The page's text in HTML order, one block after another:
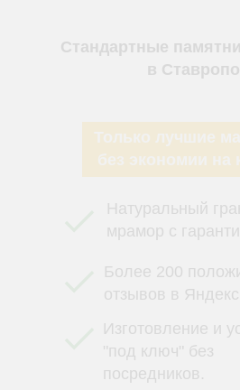
Стандартные
в
Натуральный
мрамор с
Более 200
отзывов в
Изготовление и
"под ключ" без
посредников.
Только лучшие
без экономии на